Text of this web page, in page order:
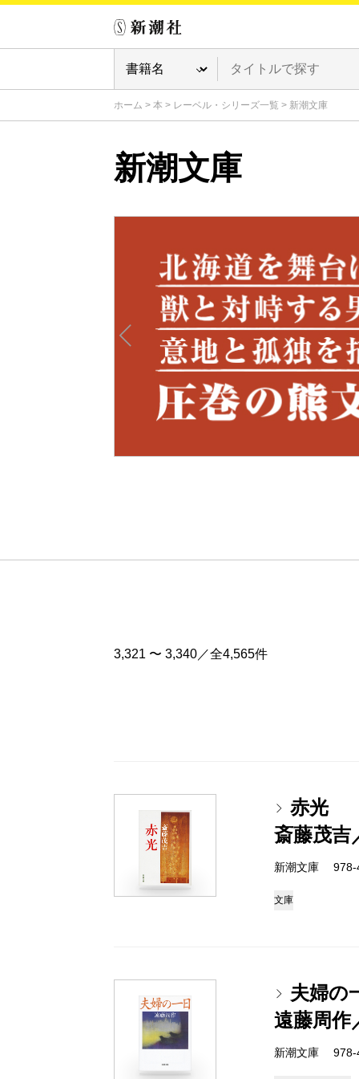
ホーム > 本 > レーベル・シリーズ一覧 > 新潮文庫
新潮文庫
3,321 〜 3,340／全4,565件
赤光
斎藤茂吉
新潮文庫
文庫
夫婦の
遠藤周作
新潮文庫